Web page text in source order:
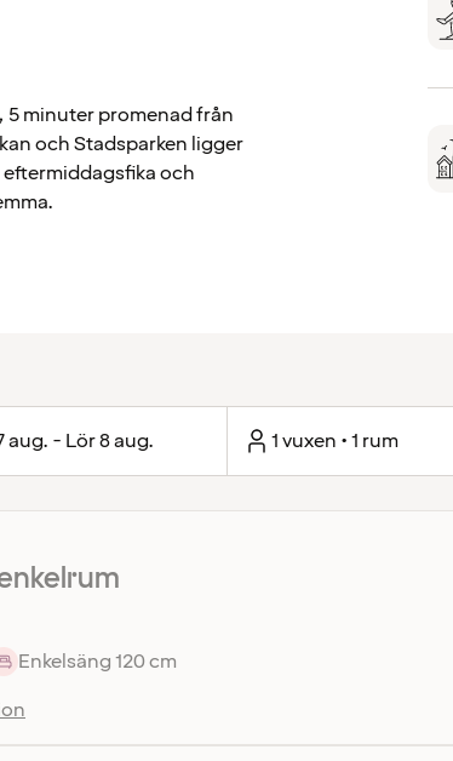
5 minuter promenad från
och Stadsparken ligger
och
aug. - Lör 8 aug. 1 vuxen • 1 rum
Enkelsäng 120 cm